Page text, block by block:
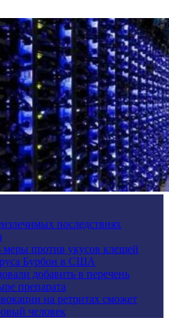
последствиях
против укусов клещей
Бурбон в США
добавить в перечень
препарата
на ретритах сможет
человек